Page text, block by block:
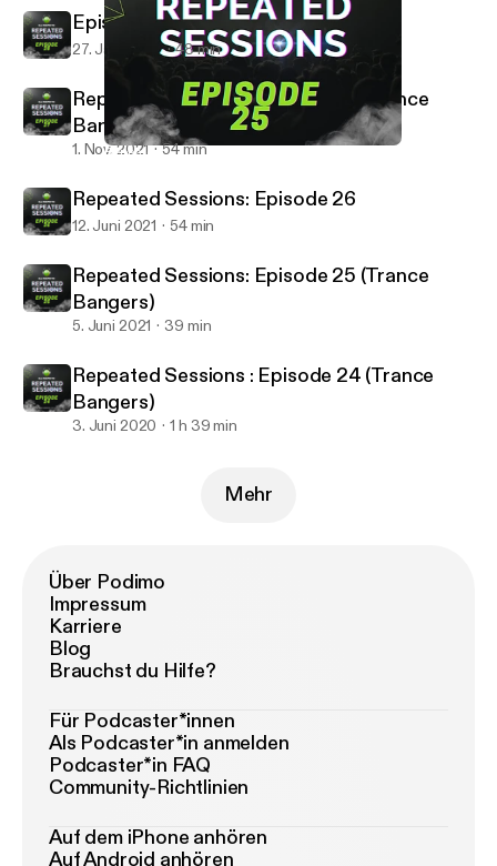
Repeated Sessions: Episode 25 (Trance Bangers)
Episode28
27. Jan. 2024 48 min
Repeated Sessions: Episode 27 (Trance
Bangers)
1. Nov. 2021 54 min
Repeated Sessions: Episode 26
12. Juni 2021 54 min
Repeated Sessions: Episode 25 (Trance
Bangers)
5. Juni 2021 39 min
Repeated Sessions : Episode 24 (Trance
Bangers)
3. Juni 2020 1 h 39 min
Mehr
Über Podimo
Impressum
Karriere
Blog
Brauchst du Hilfe?
Für Podcaster*innen
Als Podcaster*in anmelden
Podcaster*in FAQ
Community-Richtlinien
Auf dem iPhone anhören
Auf Android anhören